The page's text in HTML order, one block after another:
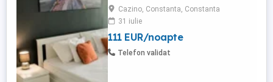
Myrtos în apropiere, Diamond View
Apartments oferă cazare cu parcare
privată gratuită garantată pentru fiecare
apartament. Apartamente cu doua camera
de inchiriat in regim hotelier, Statiunea
Cazino, Constanta, Constanta
31 iulie
111 EUR/noapte
Telefon validat